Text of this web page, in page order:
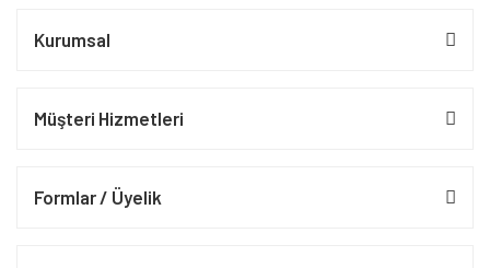
Kurumsal
Müşteri Hizmetleri
Formlar / Üyelik